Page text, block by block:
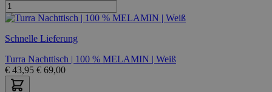
Schnelle Lieferung
Turra Nachttisch | 100 % MELAMIN | Weiß
€ 43,95 € 69,00